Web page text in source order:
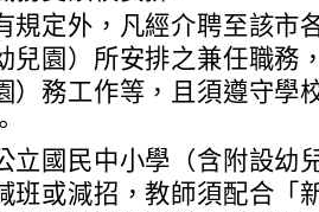
規定外，凡經介聘至該市
兒園）所安排之兼任職務
）務工作等，且須遵守學
立國民中小學（含附設幼
班或減招，教師須配合「